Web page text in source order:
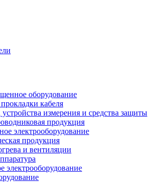
оборудование
кабеля
измерения и средства защиты
продукция
электрооборудование
продукция
и вентиляции
электрооборудование